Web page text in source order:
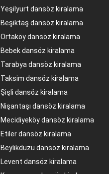
Yeşilyurt dansöz kiralama
Beşiktaş dansöz kiralama
Ortaköy dansöz kiralama
Bebek dansöz kiralama
Tarabya dansöz kiralama
Taksim dansöz kiralama
Şişli dansöz kiralama
Nişantaşı dansöz kiralama
Mecidiyeköy dansöz kiralama
Etiler dansöz kiralama
Beylikduzu dansöz kiralama
Levent dansöz kiralama